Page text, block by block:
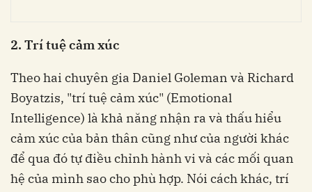
2. Trí tuệ cảm xúc
Theo hai chuyên gia Daniel Goleman và Richard
Boyatzis, "trí tuệ cảm xúc" (Emotional
Intelligence) là khả năng nhận ra và thấu hiểu
cảm xúc của bản thân cũng như của người khác
để qua đó tự điều chỉnh hành vi và các mối quan
hệ của mình sao cho phù hợp. Nói cách khác, trí